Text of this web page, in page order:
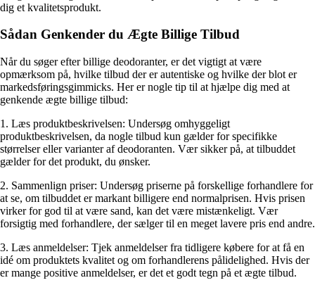
dig et kvalitetsprodukt.
Sådan Genkender du Ægte Billige Tilbud
Når du søger efter billige deodoranter, er det vigtigt at være
opmærksom på, hvilke tilbud der er autentiske og hvilke der blot er
markedsføringsgimmicks. Her er nogle tip til at hjælpe dig med at
genkende ægte billige tilbud:
1. Læs produktbeskrivelsen: Undersøg omhyggeligt
produktbeskrivelsen, da nogle tilbud kun gælder for specifikke
størrelser eller varianter af deodoranten. Vær sikker på, at tilbuddet
gælder for det produkt, du ønsker.
2. Sammenlign priser: Undersøg priserne på forskellige forhandlere for
at se, om tilbuddet er markant billigere end normalprisen. Hvis prisen
virker for god til at være sand, kan det være mistænkeligt. Vær
forsigtig med forhandlere, der sælger til en meget lavere pris end andre.
3. Læs anmeldelser: Tjek anmeldelser fra tidligere købere for at få en
idé om produktets kvalitet og om forhandlerens pålidelighed. Hvis der
er mange positive anmeldelser, er det et godt tegn på et ægte tilbud.